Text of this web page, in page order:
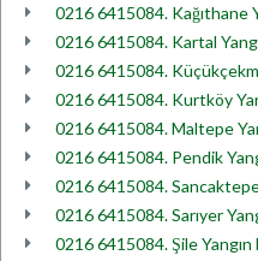
0216 6415084. Kağıthane
0216 6415084. Kartal
0216 6415084.
0216 6415084. Kurtköy
0216 6415084. Maltepe
0216 6415084. Pendik
0216 6415084.
0216 6415084. Sarıyer
0216 6415084. Şile